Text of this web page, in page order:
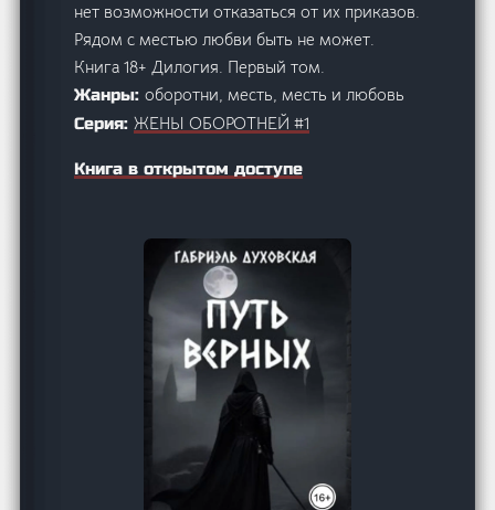
нет возможности отказаться от их приказов.
Рядом с местью любви быть не может.
Книга 18+ Дилогия. Первый том.
Жанры:оборотни, месть, месть и любовь
Серия:ЖЕНЫ ОБОРОТНЕЙ #1
Книга в открытом доступе